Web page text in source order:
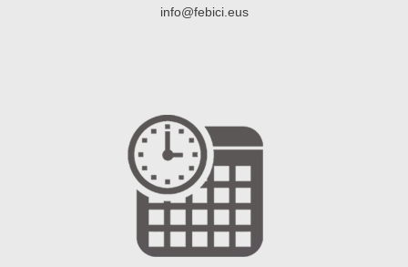
info@febici.eus